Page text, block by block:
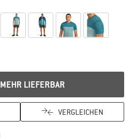
LIEFERBAR
VERGLEICHEN